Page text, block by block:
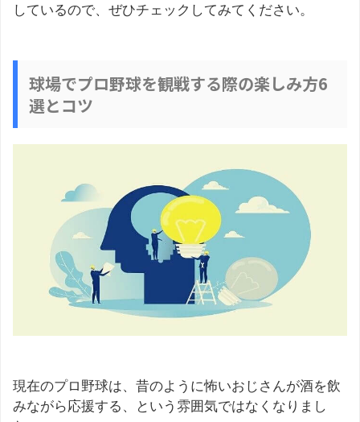
しているので、ぜひチェックしてみてください。
球場でプロ野球を観戦する際の楽しみ方6
選とコツ
現在のプロ野球は、昔のように怖いおじさんが酒を飲
みながら応援する、という雰囲気ではなくなりまし